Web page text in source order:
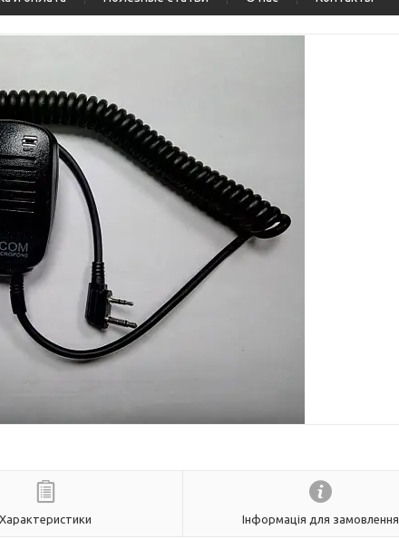
Характеристики Інформація для замовлення